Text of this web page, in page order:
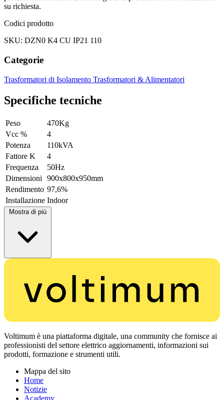
su richiesta.
Codici prodotto
SKU: DZN0 K4 CU IP21 110
Categorie
Trasformatori di Isolamento Trasformatori & Alimentatori
Specifiche tecniche
Peso
470Kg
Vcc %
4
Potenza
110kVA
Fattore K
4
Frequenza
50Hz
Dimensioni
900x800x950mm
Rendimento 97,6%
Installazione Indoor
Mostra di più
Voltimum è una piattaforma digitale, una community che fornisce ai
professionisti del settore elettrico aggiornamenti, informazioni sui
prodotti, formazione e strumenti utili.
Mappa del sito
Home
Notizie
Academy